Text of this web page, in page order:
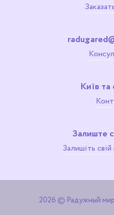
Київ
Залиште
Залишіть
2026 © Радужный